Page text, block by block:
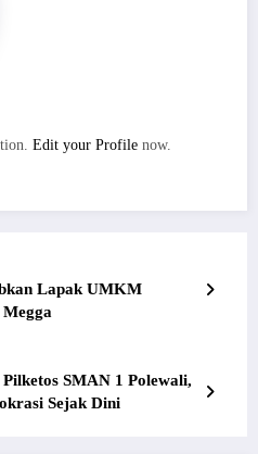
Edit your Profile now.
Lapak UMKM
SMAN 1 Polewali,
Sejak Dini